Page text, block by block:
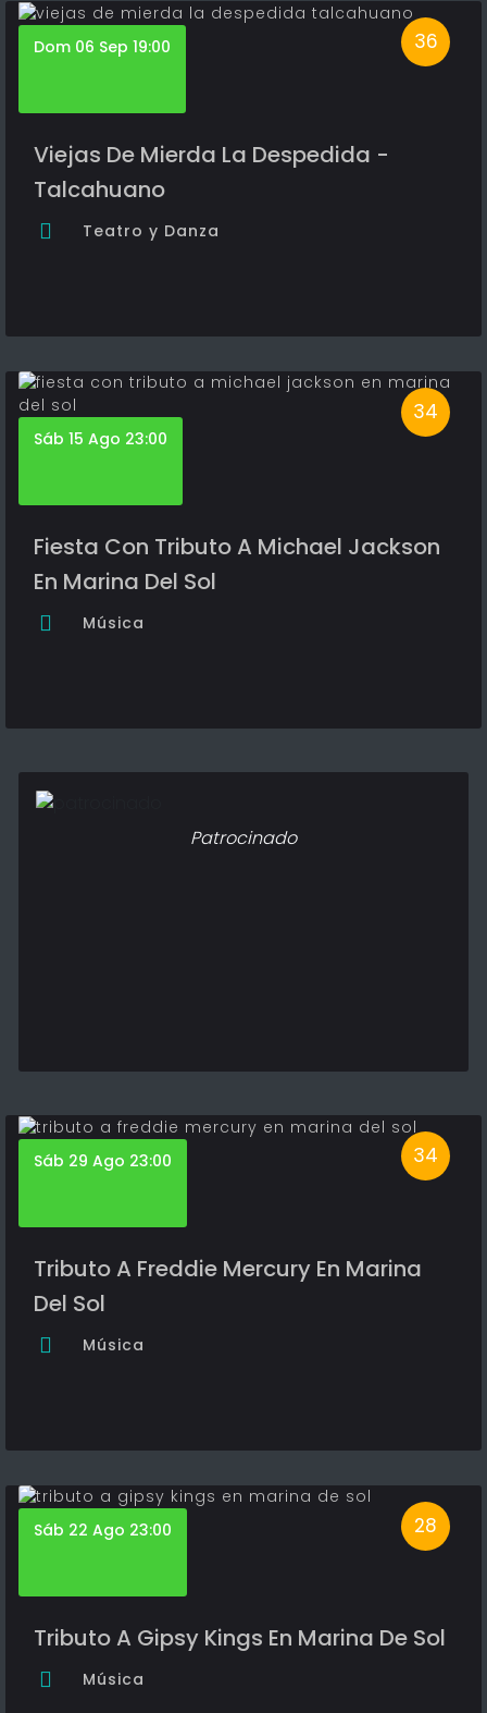
36
Dom 06 Sep 19:00
Viejas De Mierda La Despedida -
Talcahuano
Teatro y Danza
34
Sáb 15 Ago 23:00
Fiesta Con Tributo A Michael Jackson
En Marina Del Sol
Música
Patrocinado
34
Sáb 29 Ago 23:00
Tributo A Freddie Mercury En Marina
Del Sol
Música
28
Sáb 22 Ago 23:00
Tributo A Gipsy Kings En Marina De Sol
Música